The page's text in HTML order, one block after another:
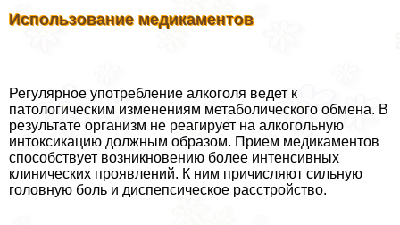
Использование медикаментов
Регулярное употрeбление алкоголя ведет к
патологическим изменениям метаболического обмена. В
результате организм не реагирует на алкогольную
интоксикацию должным образом. Прием медикаментов
способствует возникновению более интенсивных
клинических проявлений. К ним причисляют сильную
головную боль и диспепсическое расстройство.